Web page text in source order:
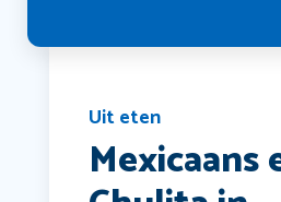
Uit eten
Mexicaans